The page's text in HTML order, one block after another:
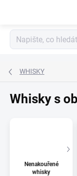
WHISKY
Whisky s
Nenakouřené
whisky